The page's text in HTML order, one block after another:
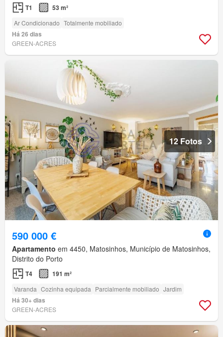
T1 53 m²
Ar Condicionado Totalmente mobiliado
Há 26 dias
GREEN-ACRES
12 Fotos
590 000 €
Apartamento em 4450, Matosinhos, Município de Matosinhos,
Distrito do Porto
T4 191 m²
Varanda Cozinha equipada Parcialmente mobiliado Jardim
Há 30+ dias
GREEN-ACRES